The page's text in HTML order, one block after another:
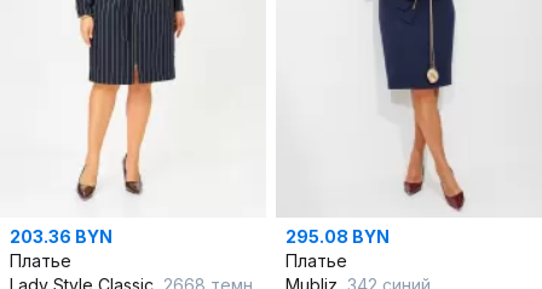
203.36 BYN
Платье
295.08 BYN
Платье